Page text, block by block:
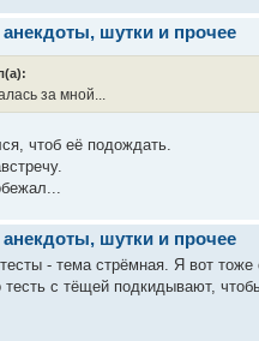
шутки и прочее
за мной...
чтоб её подождать.
шутки и прочее
- тема стрёмная. Я вот тоже
с тёщей подкидывают,